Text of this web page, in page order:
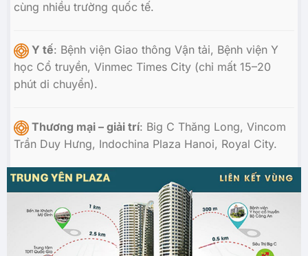
cùng nhiều trường quốc tế.
Y tế: Bệnh viện Giao thông Vận tải, Bệnh viện Y
học Cổ truyền, Vinmec Times City (chỉ mất 15–20
phút di chuyển).
Thương mại – giải trí: Big C Thăng Long, Vincom
Trần Duy Hưng, Indochina Plaza Hanoi, Royal City.